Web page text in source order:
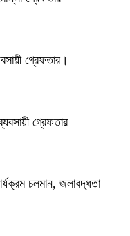
গ্রেফতার।
গ্রেফতার
চলমান, জলাবদ্ধতা